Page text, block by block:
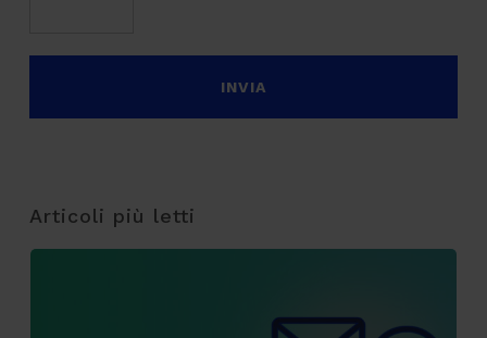
Articoli più letti